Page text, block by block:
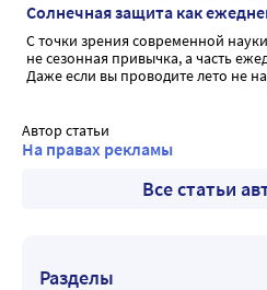
Солнечная защита как
С точки зрения современной
не сезонная привычка, а часть
Даже если вы проводите лето не
Автор статьи
На правах рекламы
Все статьи
Разделы